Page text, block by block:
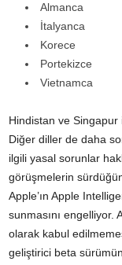
Almanca
İtalyanca
Korece
Portekizce
Vietnamca
Hindistan ve Singapur
Diğer diller de daha
ilgili yasal sorunlar
görüşmelerin
Apple’ın Apple
sunmasını engelliyor.
olarak kabul
geliştirici beta